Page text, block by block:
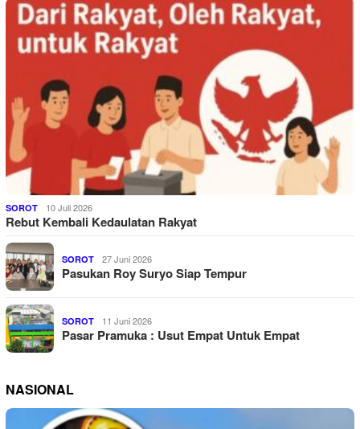
SOROT 10 Juli 2026
Rebut Kembali Kedaulatan Rakyat
SOROT 27 Juni 2026
Pasukan Roy Suryo Siap Tempur
SOROT 11 Juni 2026
Pasar Pramuka : Usut Empat Untuk Empat
NASIONAL